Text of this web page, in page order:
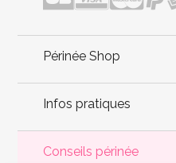
Périnée Shop
Infos pratiques
Conseils périnée